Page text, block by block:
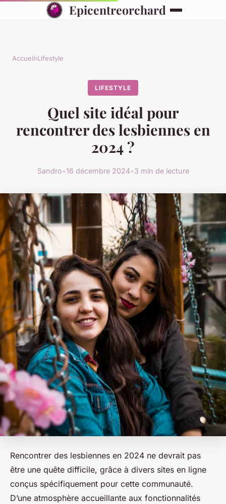
Epicentreorchard
Accueil›Lifestyle
LIFESTYLE
Quel site idéal pour
rencontrer des lesbiennes en
2024 ?
Sandro•16 décembre 2024•3 min de lecture
Rencontrer des lesbiennes en 2024 ne devrait pas
être une quête difficile, grâce à divers sites en ligne
conçus spécifiquement pour cette communauté.
D’une atmosphère accueillante aux fonctionnalités